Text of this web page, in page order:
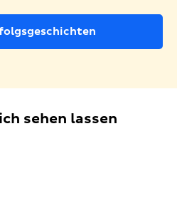
sehen lassen